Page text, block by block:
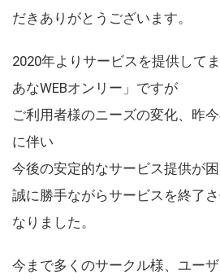
だきありがとうございます。
2020年よりサービスを提供して
あなWEBオンリー」ですが
ご利用者様のニーズの変化、昨
に伴い
今後の安定的なサービス提供が
誠に勝手ながらサービスを終了
なりました。
今まで多くのサークル様、ユー